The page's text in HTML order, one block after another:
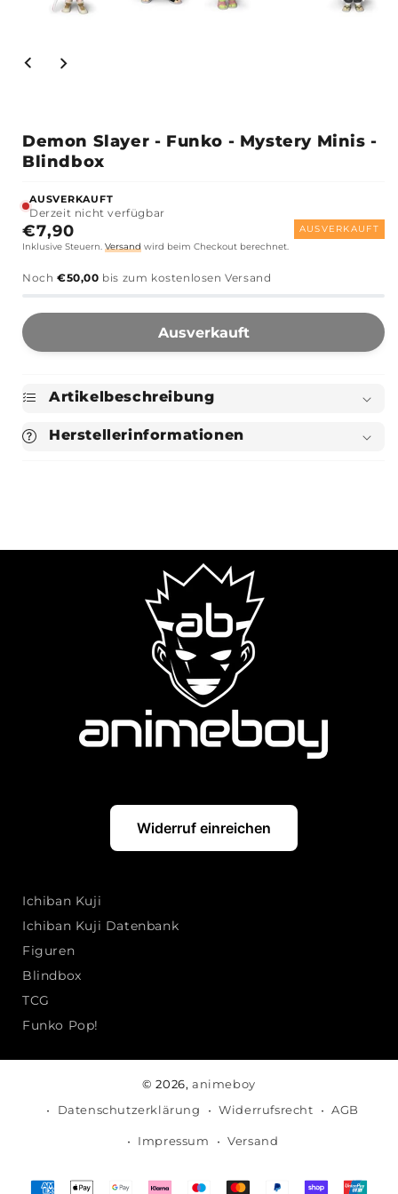
Demon Slayer - Funko - Mystery Minis -
Blindbox
AUSVERKAUFT
Derzeit nicht verfügbar
Normaler
Preis
€7,90
AUSVERKAUFT
Inklusive Steuern. Versand wird beim Checkout berechnet.
Noch €50,00 bis zum kostenlosen Versand
Ausverkauft
Artikelbeschreibung
Herstellerinformationen
Widerruf einreichen
Ichiban Kuji
Ichiban Kuji Datenbank
Figuren
Blindbox
TCG
Funko Pop!
© 2026, animeboy
Datenschutzerklärung
Widerrufsrecht AGB
Impressum Versand
Zahlungsmethoden